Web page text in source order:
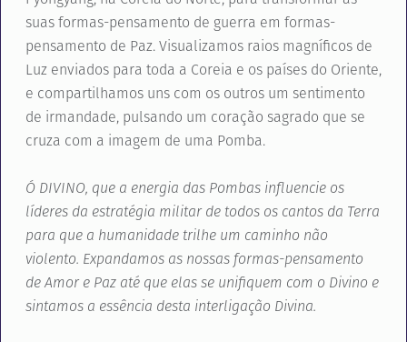
suas formas-pensamento de guerra em formas-
pensamento de Paz. Visualizamos raios magníficos de
Luz enviados para toda a Coreia e os países do Oriente,
e compartilhamos uns com os outros um sentimento
de irmandade, pulsando um coração sagrado que se
cruza com a imagem de uma Pomba.
Ó DIVINO, que a energia das Pombas influencie os
líderes da estratégia militar de todos os cantos da Terra
para que a humanidade trilhe um caminho não
violento. Expandamos as nossas formas-pensamento
de Amor e Paz até que elas se unifiquem com o Divino e
sintamos a essência desta interligação Divina.